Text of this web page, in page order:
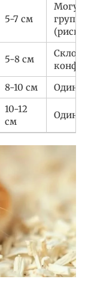
5-7 см
Могут
5-8 см
8-10 см
10-12
см